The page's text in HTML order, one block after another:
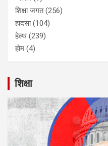
शिक्षा जगत(256)
हादसा(104)
हेल्थ (239)
होम (4)
शिक्षा